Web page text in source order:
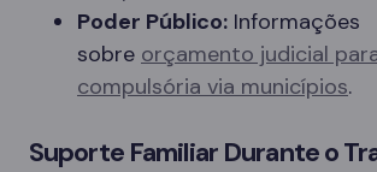
Poder Público: Informações
sobre orçamento judicial
compulsória via municípios.
Suporte Familiar Durante o